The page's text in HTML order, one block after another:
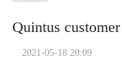
Quintus
2021-05-18 20:09